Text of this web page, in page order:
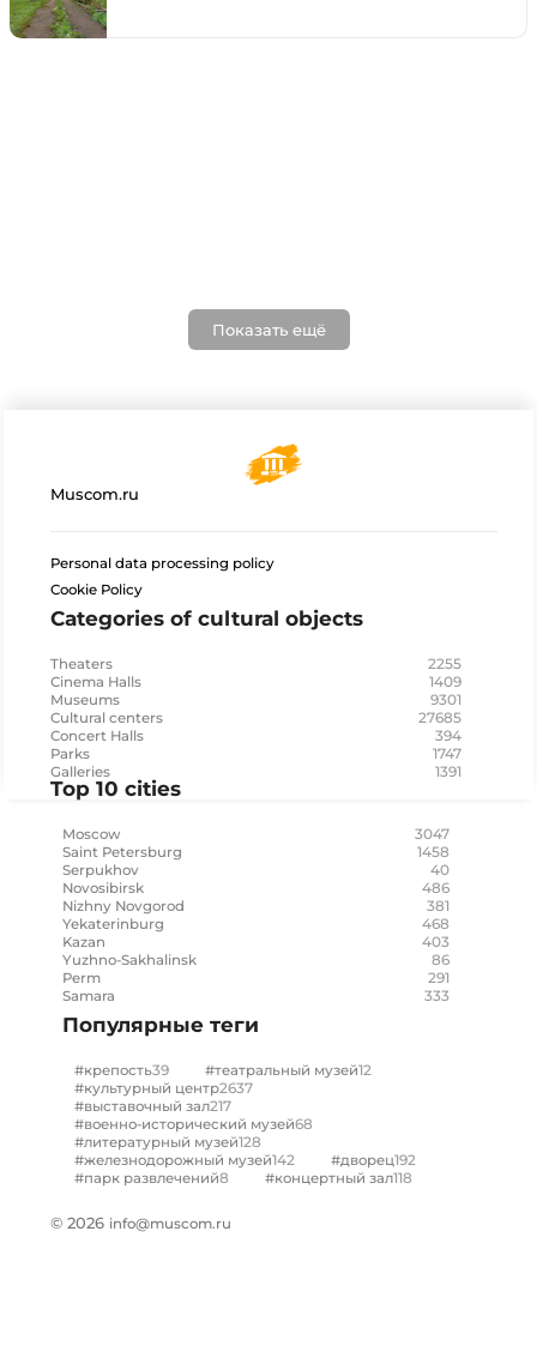
Показать ещё
Muscom.ru
Personal data processing policy
Cookie Policy
Categories of cultural objects
Theaters 2255
Cinema Halls 1409
Museums 9301
Cultural centers 27685
Concert Halls 394
Parks 1747
Galleries 1391
Top 10 cities
Moscow 3047
Saint Petersburg 1458
Serpukhov 40
Novosibirsk 486
Nizhny Novgorod 381
Yekaterinburg 468
Kazan 403
Yuzhno-Sakhalinsk 86
Perm 291
Samara 333
Популярные теги
#крепость39 #театральный музей12
#культурный центр2637
#выставочный зал217
#военно-исторический музей68
#литературный музей128
#железнодорожный музей142 #дворец192
#парк развлечений8 #концертный зал118
© 2026 info@muscom.ru